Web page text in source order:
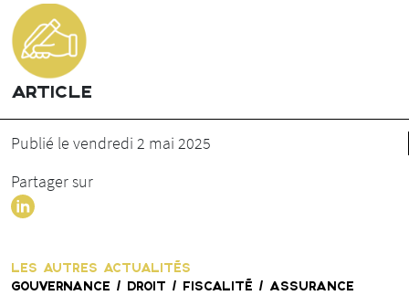
ARTICLE
Publié le vendredi 2 mai 2025
Partager sur
LES AUTRES ACTUALITÉS
GOUVERNANCE / DROIT / FISCALITÉ / ASSURANCE